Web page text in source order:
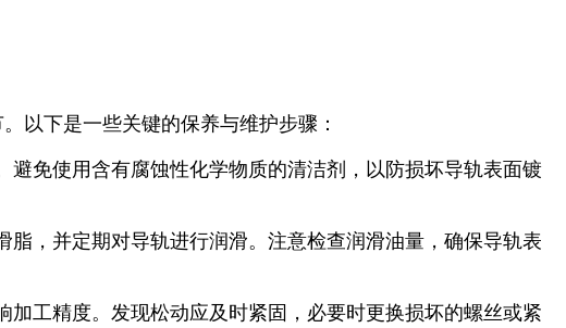
以下是一些关键的保养与维护步骤：
免使用含有腐蚀性化学物质的清洁剂，以防损坏导轨表面镀
，并定期对导轨进行润滑。注意检查润滑油量，确保导轨表
工精度。发现松动应及时紧固，必要时更换损坏的螺丝或紧